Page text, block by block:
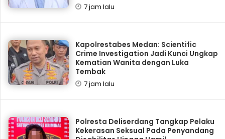
7 jam lalu
Kapolrestabes Medan: Scientific
Crime Investigation Jadi Kunci Ungkap
Kematian Wanita dengan Luka
Tembak
7 jam lalu
Polresta Deliserdang Tangkap Pelaku
Kekerasan Seksual Pada Penyandang